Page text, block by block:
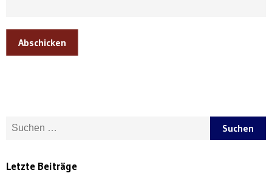
Abschicken
Suche nach:
Letzte Beiträge